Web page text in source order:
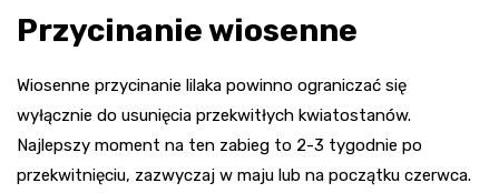
Przycinanie wiosenne
Wiosenne przycinanie lilaka powinno ograniczać się
wyłącznie do usunięcia przekwitłych kwiatostanów.
Najlepszy moment na ten zabieg to 2-3 tygodnie po
przekwitnięciu, zazwyczaj w maju lub na początku czerwca.